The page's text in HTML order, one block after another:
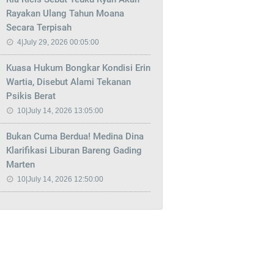
Rayakan Ulang Tahun Moana
Secara Terpisah
4|July 29, 2026 00:05:00
Kuasa Hukum Bongkar Kondisi Erin
Wartia, Disebut Alami Tekanan
Psikis Berat
10|July 14, 2026 13:05:00
Bukan Cuma Berdua! Medina Dina
Klarifikasi Liburan Bareng Gading
Marten
10|July 14, 2026 12:50:00